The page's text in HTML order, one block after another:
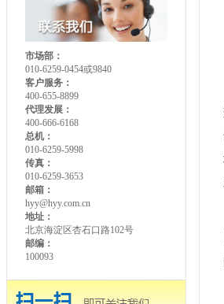
市场部：
010-6259-0454或9840
客户服务：
400-655-8899
代理发展：
400-666-6168
总机：
010-6259-5998
传真：
010-6259-3653
邮箱：
hyy@hyy.com.cn
地址：
北京海淀区杏石口路102号
邮编：
100093